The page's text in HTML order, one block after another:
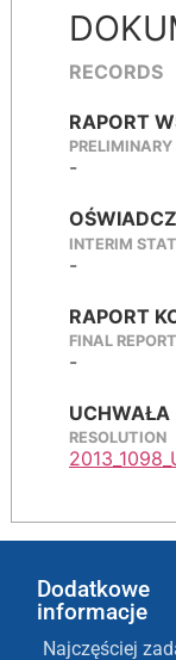
RECORDS
RAPORT
PRELIMINARY
-
INTERIM
-
RAPORT
FINAL REPORT
-
UCHWAŁA
RESOLUTION
Dodatkowe
informacje
Najczęściej